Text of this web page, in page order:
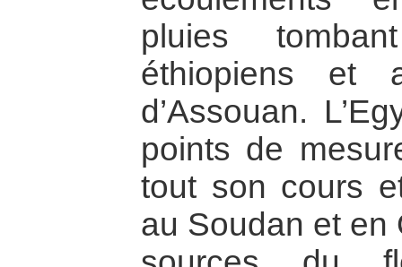
pluies
éthiopiens et
d’Assouan.
points de
tout son cours
au Soudan et en